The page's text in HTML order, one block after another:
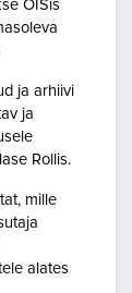
ÕISis
ja arhiivi
ja
Rollis.
mille
alates